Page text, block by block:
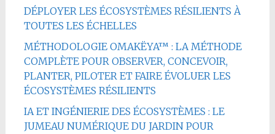
DÉPLOYER LES ÉCOSYSTÈMES RÉSILIENTS À
TOUTES LES ÉCHELLES
MÉTHODOLOGIE OMAKËYA™ : LA MÉTHODE
COMPLÈTE POUR OBSERVER, CONCEVOIR,
PLANTER, PILOTER ET FAIRE ÉVOLUER LES
ÉCOSYSTÈMES RÉSILIENTS
IA ET INGÉNIERIE DES ÉCOSYSTÈMES : LE
JUMEAU NUMÉRIQUE DU JARDIN POUR